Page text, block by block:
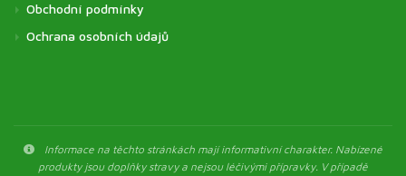
Obchodní podmínky
Ochrana osobních údajů
Informace na těchto stránkách mají informativní charakter. Nabízené
produkty jsou doplňky stravy a nejsou léčivými přípravky. V případě